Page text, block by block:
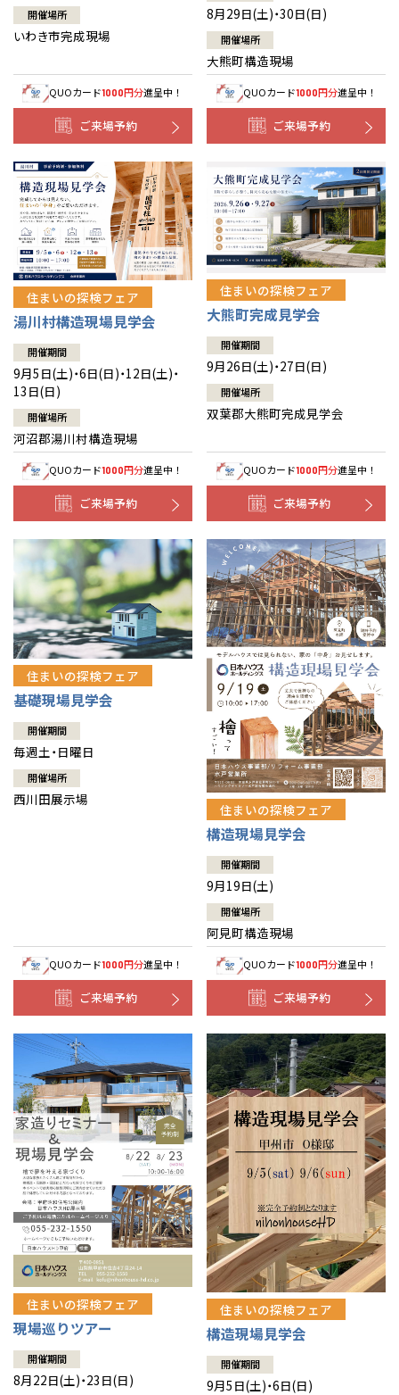
開催場所
いわき市完成現場
QUOカード1000円分進呈中！
ご来場予約
8月29日(土)・30日(日)
開催場所
大熊町構造現場
QUOカード1000円分進呈中！
ご来場予約
住まいの探検フェア
湯川村構造現場見学会
開催期間
9月5日(土)・6日(日)・12日(土)・
13日(日)
開催場所
河沼郡湯川村構造現場
QUOカード1000円分進呈中！
ご来場予約
住まいの探検フェア
大熊町完成見学会
開催期間
9月26日(土)・27日(日)
開催場所
双葉郡大熊町完成見学会
QUOカード1000円分進呈中！
ご来場予約
住まいの探検フェア
基礎現場見学会
開催期間
毎週土・日曜日
開催場所
西川田展示場
QUOカード1000円分進呈中！
ご来場予約
住まいの探検フェア
構造現場見学会
開催期間
9月19日(土)
開催場所
阿見町構造現場
QUOカード1000円分進呈中！
ご来場予約
住まいの探検フェア
現場巡りツアー
開催期間
8月22日(土)・23日(日)
住まいの探検フェア
構造現場見学会
開催期間
9月5日(土)・6日(日)